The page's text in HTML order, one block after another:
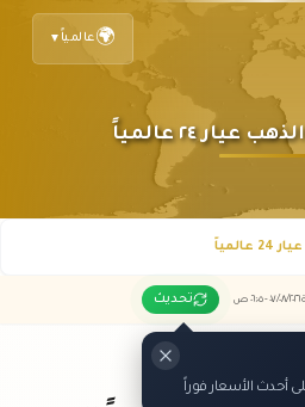
🌍عالمياً ▼
٢٤ عالمياً
/٠٨/٢٠٢٦ - ٠٦:٠٥ ص تحديث
الأسعار فوراً